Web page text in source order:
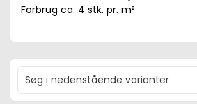
Forbrug ca. 4 stk. pr. m²